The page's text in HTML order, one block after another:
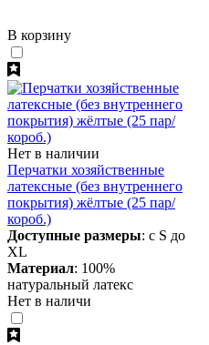
В корзину
Нет в наличии
Перчатки хозяйственные
латексные (без внутреннего
покрытия) жёлтые (25 пар/
короб.)
Доступные размеры: с S до
XL
Материал: 100%
натуральный латекс
Нет в наличи